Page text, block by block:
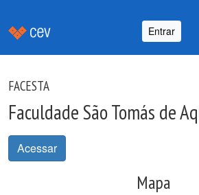
Entrar
FACESTA
Faculdade São Tomás de
Acessar
Mapa